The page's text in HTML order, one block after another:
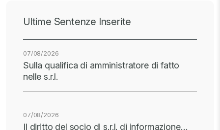
Ultime Sentenze Inserite
07/08/2026
Sulla qualifica di amministratore di fatto
nelle s.r.l.
07/08/2026
Il diritto del socio di s.r.l. di informazione…